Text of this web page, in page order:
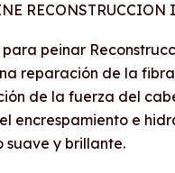
RECONSTRUCCION
peinar
reparación de la
de la fuerza del
encrespamiento e
suave y brillante.